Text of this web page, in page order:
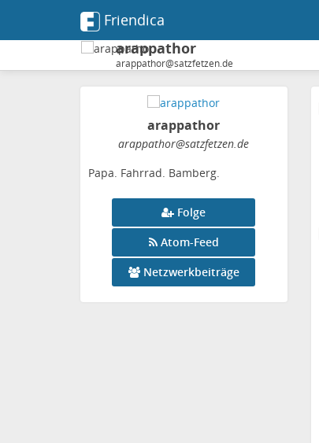
Friendica
arappathor
arappathor@satzfetzen.de
arappathor
arappathor@satzfetzen.de
Papa. Fahrrad. Bamberg.
Folge
Atom-Feed
Netzwerkbeiträge